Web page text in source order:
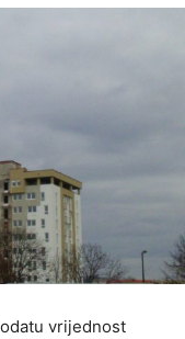
vrijednost